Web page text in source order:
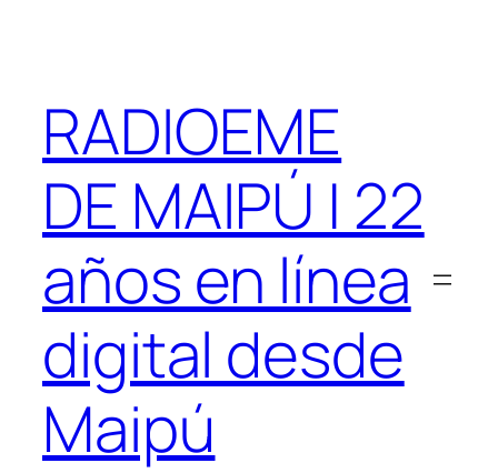
RADIOEME
DE MAIPÚ | 22
años en línea
digital desde
Maipú